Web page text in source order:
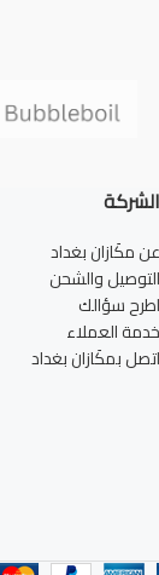
الشركة
عن مكَازان بغداد
التوصيل والشحن
اطرح سؤالك
خدمة العملاء
اتصل بمكَازان بغداد